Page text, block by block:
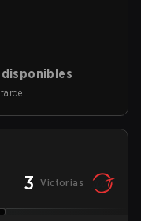
3 Victorias